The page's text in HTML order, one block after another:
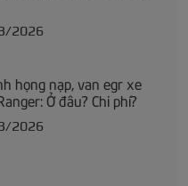
2026
họng nạp, van egr xe
Ở đâu? Chi phí?
2026